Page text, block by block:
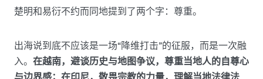
楚明和易衍不约而同地提到了两个字：尊重。
出海说到底不应该是一场“降维打击”的征服，而是一次融
入。 在越南，避谈历史与地图争议，尊重当地人的自尊心
与边界感；在印尼，敬畏宗教的力量，理解当地法律法